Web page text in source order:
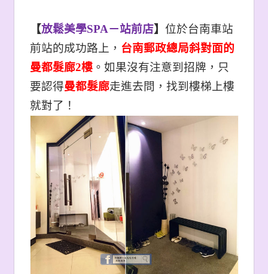
【放鬆美學SPA－站前店】 位於台南車站
前站的成功路上， 台南郵政總局斜對面的
曼都髮廊2樓。如果沒有注意到招牌，只
要認得曼都髮廊走進去問，找到樓梯上樓
就對了！